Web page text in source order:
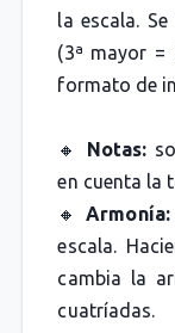
la escala.
(3ª mayor =
formato de
🔸 Notas:
en cuenta la
🔸Armonía:
escala.
cambia la
cuatríadas.